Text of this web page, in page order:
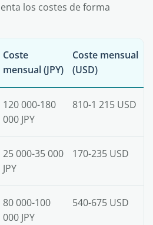
los costes de forma
Coste
mensual (JPY)
Coste mensual
(USD)
120 000-180
000 JPY
810-1 215 USD
25 000-35 000
JPY
170-235 USD
80 000-100
000 JPY
540-675 USD